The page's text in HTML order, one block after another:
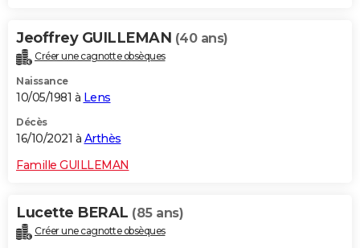
Jeoffrey GUILLEMAN (40 ans)
Créer une cagnotte obsèques
Naissance
10/05/1981 à Lens
Décès
16/10/2021 à Arthès
Famille GUILLEMAN
Lucette BERAL (85 ans)
Créer une cagnotte obsèques